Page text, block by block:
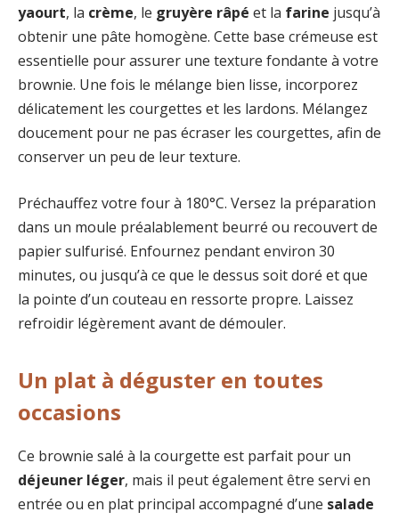
yaourt, la crème, le gruyère râpé et la farine jusqu’à
obtenir une pâte homogène. Cette base crémeuse est
essentielle pour assurer une texture fondante à votre
brownie. Une fois le mélange bien lisse, incorporez
délicatement les courgettes et les lardons. Mélangez
doucement pour ne pas écraser les courgettes, afin de
conserver un peu de leur texture.
Préchauffez votre four à 180°C. Versez la préparation
dans un moule préalablement beurré ou recouvert de
papier sulfurisé. Enfournez pendant environ 30
minutes, ou jusqu’à ce que le dessus soit doré et que
la pointe d’un couteau en ressorte propre. Laissez
refroidir légèrement avant de démouler.
Un plat à déguster en toutes
occasions
Ce brownie salé à la courgette est parfait pour un
déjeuner léger, mais il peut également être servi en
entrée ou en plat principal accompagné d’une salade